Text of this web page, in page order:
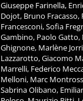
Giuseppe Farinella,
Dojot, Bruno Fracasso,
Francesconi, Sofia
Gambino, Paolo Gatto,
Ghignone, Marlène
Lazzarotto, Giacomo
Marrelli, Federico
Melloni, Marc
Sabrina Olibano,